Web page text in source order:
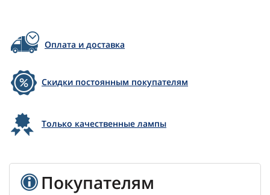
Оплата и доставка
Скидки постоянным покупателям
Только качественные лампы
Покупателям